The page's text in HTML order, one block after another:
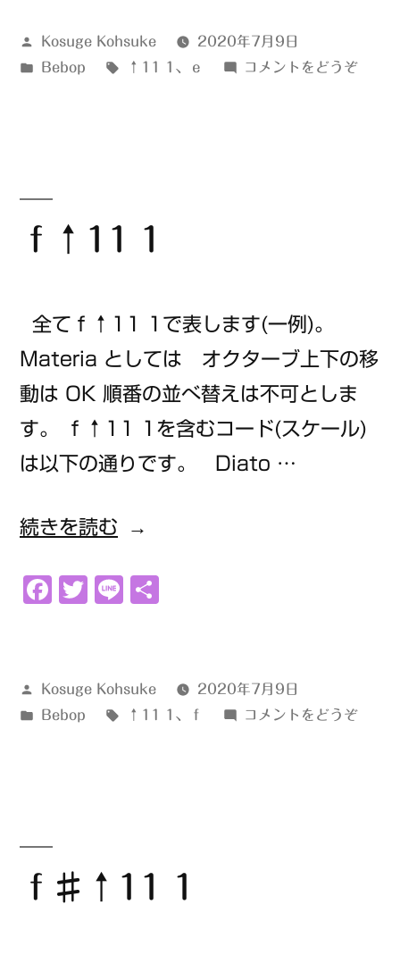
投
稿
Kosuge Kohsuke
2020年7月9日
カ
Bebop
タ
↑11 1 、 ｅ コメントをどうぞ(ｅ
ｆ↑11 1
全てｆ↑11 1で表します(一例)。
Materia としては オクターブ上下の移
動は OK 順番の並べ替えは不可としま
す。 ｆ↑11 1を含むコード(スケール)
は以下の通りです。 Diato …
“ｆ
1”
続きを読む
Facebook
Twitter
Line
投
稿
Kosuge Kohsuke
2020年7月9日
カ
Bebop
タ
↑11 1 、 ｆ コメントをどうぞ(ｆ
ｆ♯↑11 1